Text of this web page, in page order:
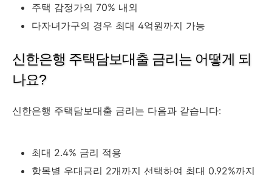
주택 감정가의 70% 내외
다자녀가구의 경우 최대 4억원까지 가능
신한은행 주택담보대출 금리는 어떻게 되
나요?
신한은행 주택담보대출 금리는 다음과 같습니다:
최대 2.4% 금리 적용
항목별 우대금리 2개까지 선택하여 최대 0.92%까지